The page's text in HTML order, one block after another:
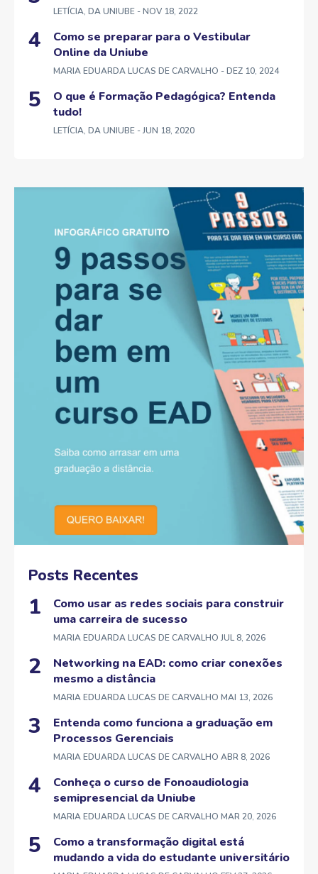
LETÍCIA, DA UNIUBE - NOV 18, 2022
Como se preparar para o Vestibular
Online da Uniube
MARIA EDUARDA LUCAS DE CARVALHO - DEZ 10, 2024
O que é Formação Pedagógica? Entenda
tudo!
LETÍCIA, DA UNIUBE - JUN 18, 2020
Posts Recentes
Como usar as redes sociais para construir
uma carreira de sucesso
MARIA EDUARDA LUCAS DE CARVALHO JUL 8, 2026
Networking na EAD: como criar conexões
mesmo a distância
MARIA EDUARDA LUCAS DE CARVALHO MAI 13, 2026
Entenda como funciona a graduação em
Processos Gerenciais
MARIA EDUARDA LUCAS DE CARVALHO ABR 8, 2026
Conheça o curso de Fonoaudiologia
semipresencial da Uniube
MARIA EDUARDA LUCAS DE CARVALHO MAR 20, 2026
Como a transformação digital está
mudando a vida do estudante universitário